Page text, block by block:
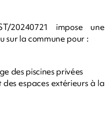
20240721 impose une
sur la commune pour :
des piscines privées
espaces extérieurs à la